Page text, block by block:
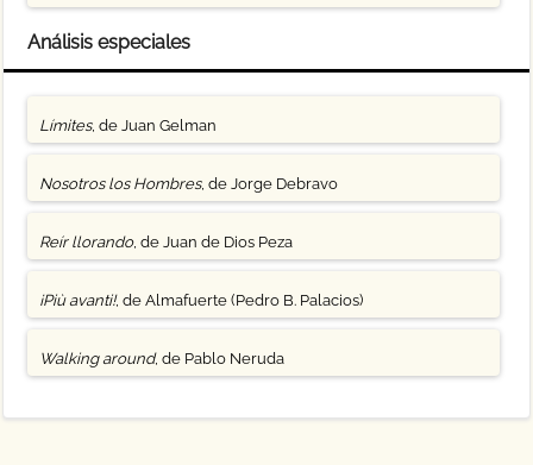
Análisis especiales
Límites, de Juan Gelman
Nosotros los Hombres, de Jorge Debravo
Reír llorando, de Juan de Dios Peza
¡Più avanti!, de Almafuerte (Pedro B. Palacios)
Walking around, de Pablo Neruda